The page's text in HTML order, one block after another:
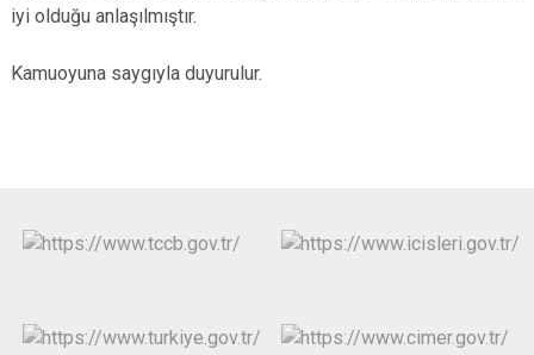
iyi olduğu anlaşılmıştır.
Kamuoyuna saygıyla duyurulur.